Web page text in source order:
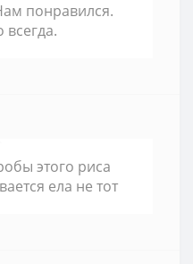
понравился.
всегда.
этого риса
ела не тот